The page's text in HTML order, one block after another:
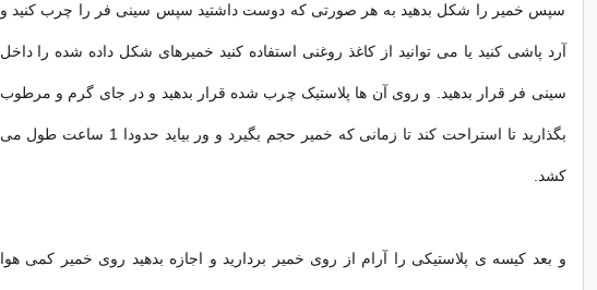
سپس خمیر را شکل بدهید به هر صورتی که دوست داشتید سپس سینی فر را چرب کنید و
آرد پاشی کنید یا می توانید از کاغذ روغنی استفاده کنید خمیرهای شکل داده شده را داخل
سینی فر قرار بدهید. و روی آن ها پلاستیک چرب شده قرار بدهید و در جای گرم و مرطوب
بگذارید تا استراحت کند تا زمانی که خمیر حجم بگیرد و ور بیاید حدودا 1 ساعت طول می
کشد.
و بعد کیسه ی پلاستیکی را آرام از روی خمیر بردارید و اجازه بدهید روی خمیر کمی هوا